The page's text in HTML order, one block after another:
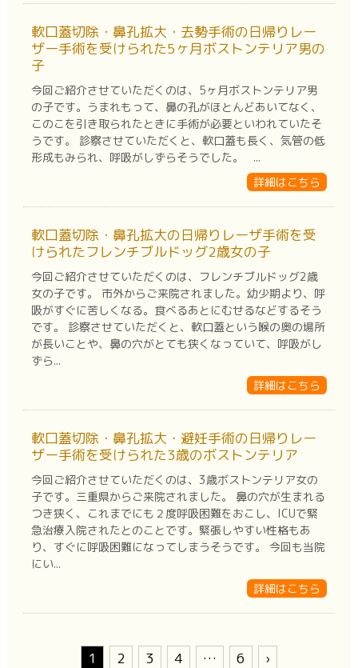
軟口蓋切除・鼻孔拡大・去勢手術の日帰りレー
ザー手術を受けられた5ヶ月ボストンテリア男の
子
今回ご紹介させていただくのは、5ヶ月ボストンテリア男
の子です。うまれもって、鼻の孔がほとんどあいてなく、
このこを引き取られたときに手術が必要といわれていたそ
うです。 診察させていただくと、軟口蓋も長く、気管の低
形成もみられ、呼吸がしずらそうでした。 ...
詳細はこちら
軟口蓋切除・鼻孔拡大の日帰りレーザ手術を受
けられたフレンチブルドッグ2歳女の子
今回ご紹介させていただくのは、フレンチブルドッグ2歳
女の子です。 市外からご来院されました。幼少期より、呼
吸がすぐに苦しくなる。食べるあとにむせるなどするそう
です。 診察させていただくと、軟口蓋という喉の奥の場所
が長いことや、鼻の穴がとても狭くなっていて、呼吸がし
ずら...
詳細はこちら
軟口蓋切除・鼻孔拡大・避妊手術の日帰りレー
ザー手術を受けられた3歳のボストンテリア
今回ご紹介させていただくのは、3歳ボストンテリア女の
子です。三重県からご来院されました。 鼻の穴が生まれる
つき狭く、これまでにも２度呼吸困難をおこし、ICUで緊
急治療入院されたとのことです。緊張しやすい性格もあ
り、すぐに呼吸困難になってしまうそうです。 今回も当院
にい...
詳細はこちら
1 2 3 4 … 6 ›